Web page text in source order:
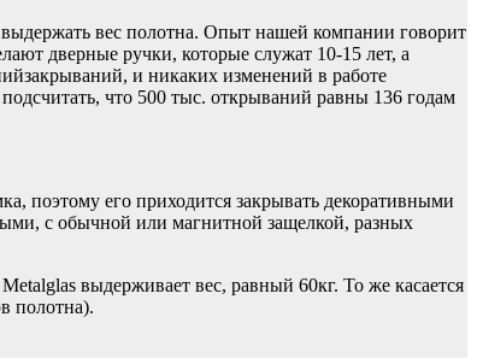
вес полотна. Опыт нашей компании говорит
дверные ручки, которые служат 10-15 лет, а
и никаких изменений в работе
что 500 тыс. открываний равны 136 годам
поэтому его приходится закрывать декоративными
с обычной или магнитной защелкой, разных
выдерживает вес, равный 60кг. То же касается
полотна).